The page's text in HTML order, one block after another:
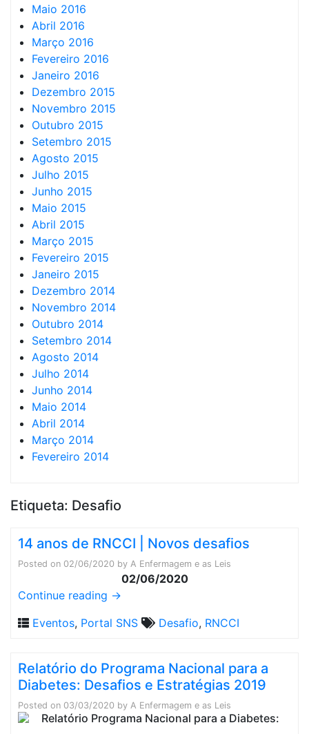
Maio 2016
Abril 2016
Março 2016
Fevereiro 2016
Janeiro 2016
Dezembro 2015
Novembro 2015
Outubro 2015
Setembro 2015
Agosto 2015
Julho 2015
Junho 2015
Maio 2015
Abril 2015
Março 2015
Fevereiro 2015
Janeiro 2015
Dezembro 2014
Novembro 2014
Outubro 2014
Setembro 2014
Agosto 2014
Julho 2014
Junho 2014
Maio 2014
Abril 2014
Março 2014
Fevereiro 2014
Etiqueta: Desafio
14 anos de RNCCI | Novos desafios
Posted on 02/06/2020 by A Enfermagem e as Leis
02/06/2020
Continue reading →
Eventos, Portal SNS Desafio, RNCCI
Relatório do Programa Nacional para a
Diabetes: Desafios e Estratégias 2019
Posted on 03/03/2020 by A Enfermagem e as Leis